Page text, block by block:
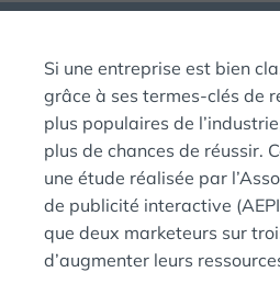
É
E
D
A
N
Si une entreprise est bien
grâce à ses termes-clés de
plus populaires de
plus de chances de réussir.
une étude réalisée par
de publicité interactive
que deux marketeurs sur
d’augmenter leurs